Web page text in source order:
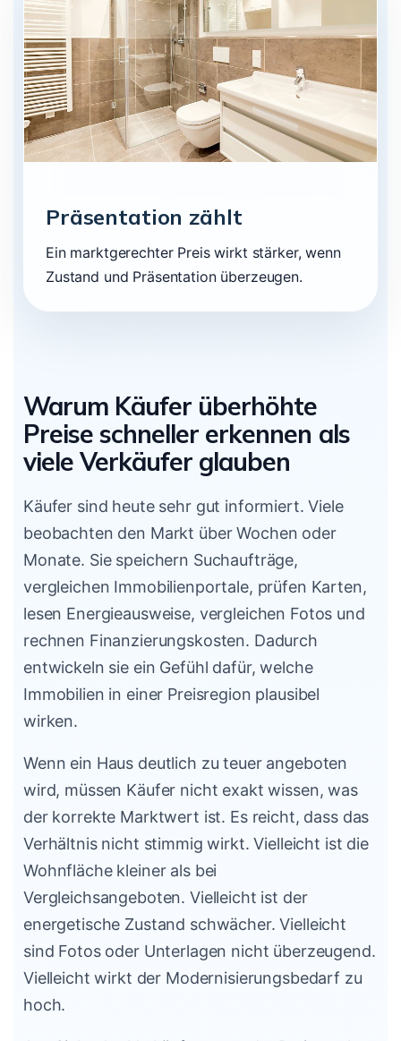
Präsentation zählt
Ein marktgerechter Preis wirkt stärker, wenn
Zustand und Präsentation überzeugen.
Warum Käufer überhöhte
Preise schneller erkennen als
viele Verkäufer glauben
Käufer sind heute sehr gut informiert. Viele
beobachten den Markt über Wochen oder
Monate. Sie speichern Suchaufträge,
vergleichen Immobilienportale, prüfen Karten,
lesen Energieausweise, vergleichen Fotos und
rechnen Finanzierungskosten. Dadurch
entwickeln sie ein Gefühl dafür, welche
Immobilien in einer Preisregion plausibel
wirken.
Wenn ein Haus deutlich zu teuer angeboten
wird, müssen Käufer nicht exakt wissen, was
der korrekte Marktwert ist. Es reicht, dass das
Verhältnis nicht stimmig wirkt. Vielleicht ist die
Wohnfläche kleiner als bei
Vergleichsangeboten. Vielleicht ist der
energetische Zustand schwächer. Vielleicht
sind Fotos oder Unterlagen nicht überzeugend.
Vielleicht wirkt der Modernisierungsbedarf zu
hoch.